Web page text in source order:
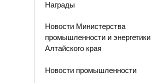
Награды
Новости Министерства
промышленности и энергетики
Алтайского края
Новости промышленности